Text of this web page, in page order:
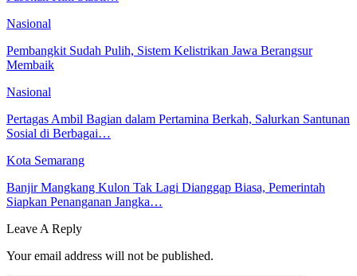
Nasional
Pembangkit Sudah Pulih, Sistem Kelistrikan Jawa Berangsur
Membaik
Nasional
Pertagas Ambil Bagian dalam Pertamina Berkah, Salurkan Santunan
Sosial di Berbagai…
Kota Semarang
Banjir Mangkang Kulon Tak Lagi Dianggap Biasa, Pemerintah
Siapkan Penanganan Jangka…
Leave A Reply
Your email address will not be published.